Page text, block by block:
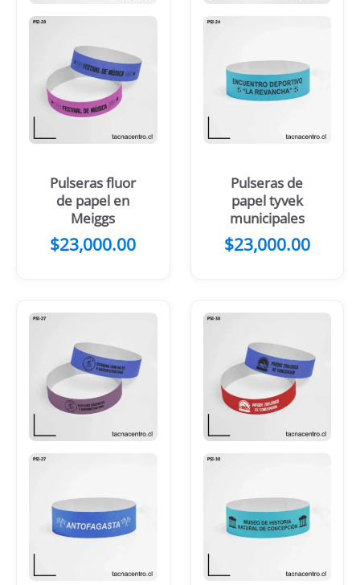
Pulseras fluor
de papel en
Meiggs
$23,000.00
Pulseras de
papel tyvek
municipales
$23,000.00